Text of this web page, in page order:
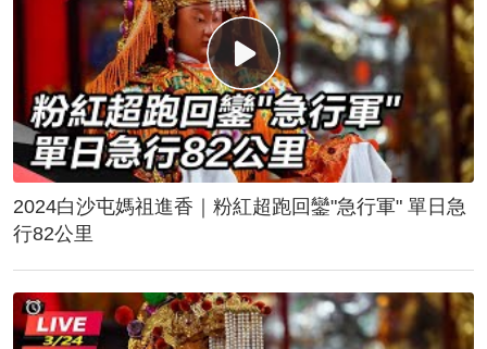
2024白沙屯媽祖進香｜粉紅超跑回鑾"急行軍" 單日急
行82公里